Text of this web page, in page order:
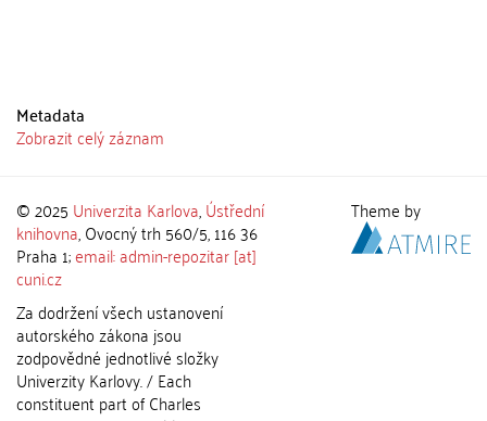
Metadata
Zobrazit celý záznam
© 2025 Univerzita Karlova,Ústřední
knihovna, Ovocný trh 560/5, 116 36
Praha 1;email: admin-repozitar [at]
cuni.cz
Za dodržení všech ustanovení
autorského zákona jsou
zodpovědné jednotlivé složky
Univerzity Karlovy. / Each
constituent part of Charles
Theme by